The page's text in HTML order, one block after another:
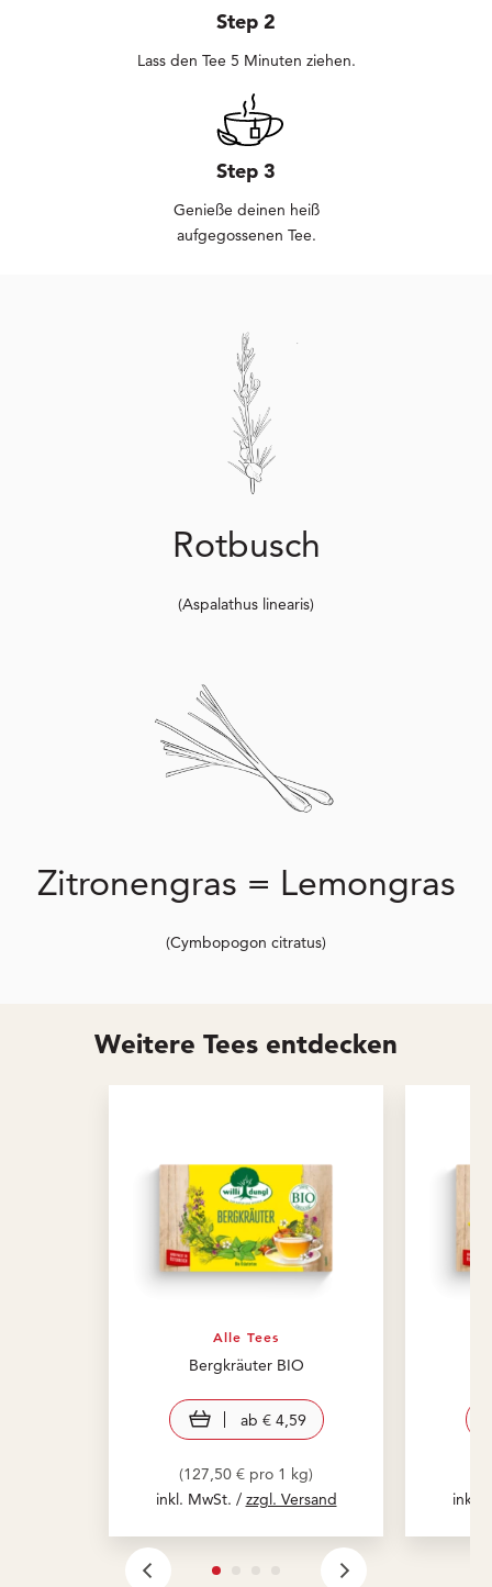
Step 2
Lass den Tee 5 Minuten ziehen.
Step 3
Genieße deinen heiß
aufgegossenen Tee.
Rotbusch
(Aspalathus linearis)
Zitronengras = Lemongras
(Cymbopogon citratus)
Weitere Tees entdecken
Alle Tees
Bergkräuter BIO
view product
ab € 4,59
(127,50 € pro 1 kg)
inkl. MwSt. / zzgl. Versand
inkl.